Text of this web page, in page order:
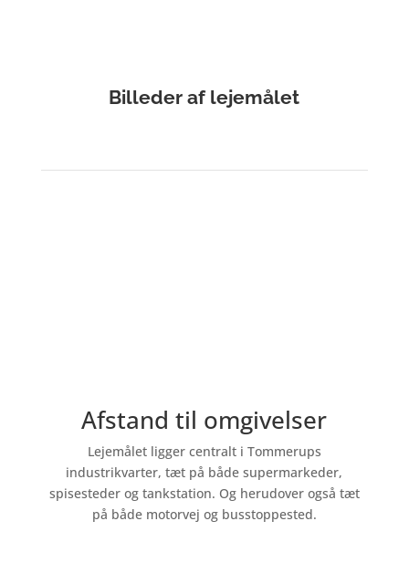
Billeder af lejemålet
Afstand til omgivelser
Lejemålet ligger centralt i Tommerups
industrikvarter, tæt på både supermarkeder,
spisesteder og tankstation. Og herudover også tæt
på både motorvej og busstoppested.